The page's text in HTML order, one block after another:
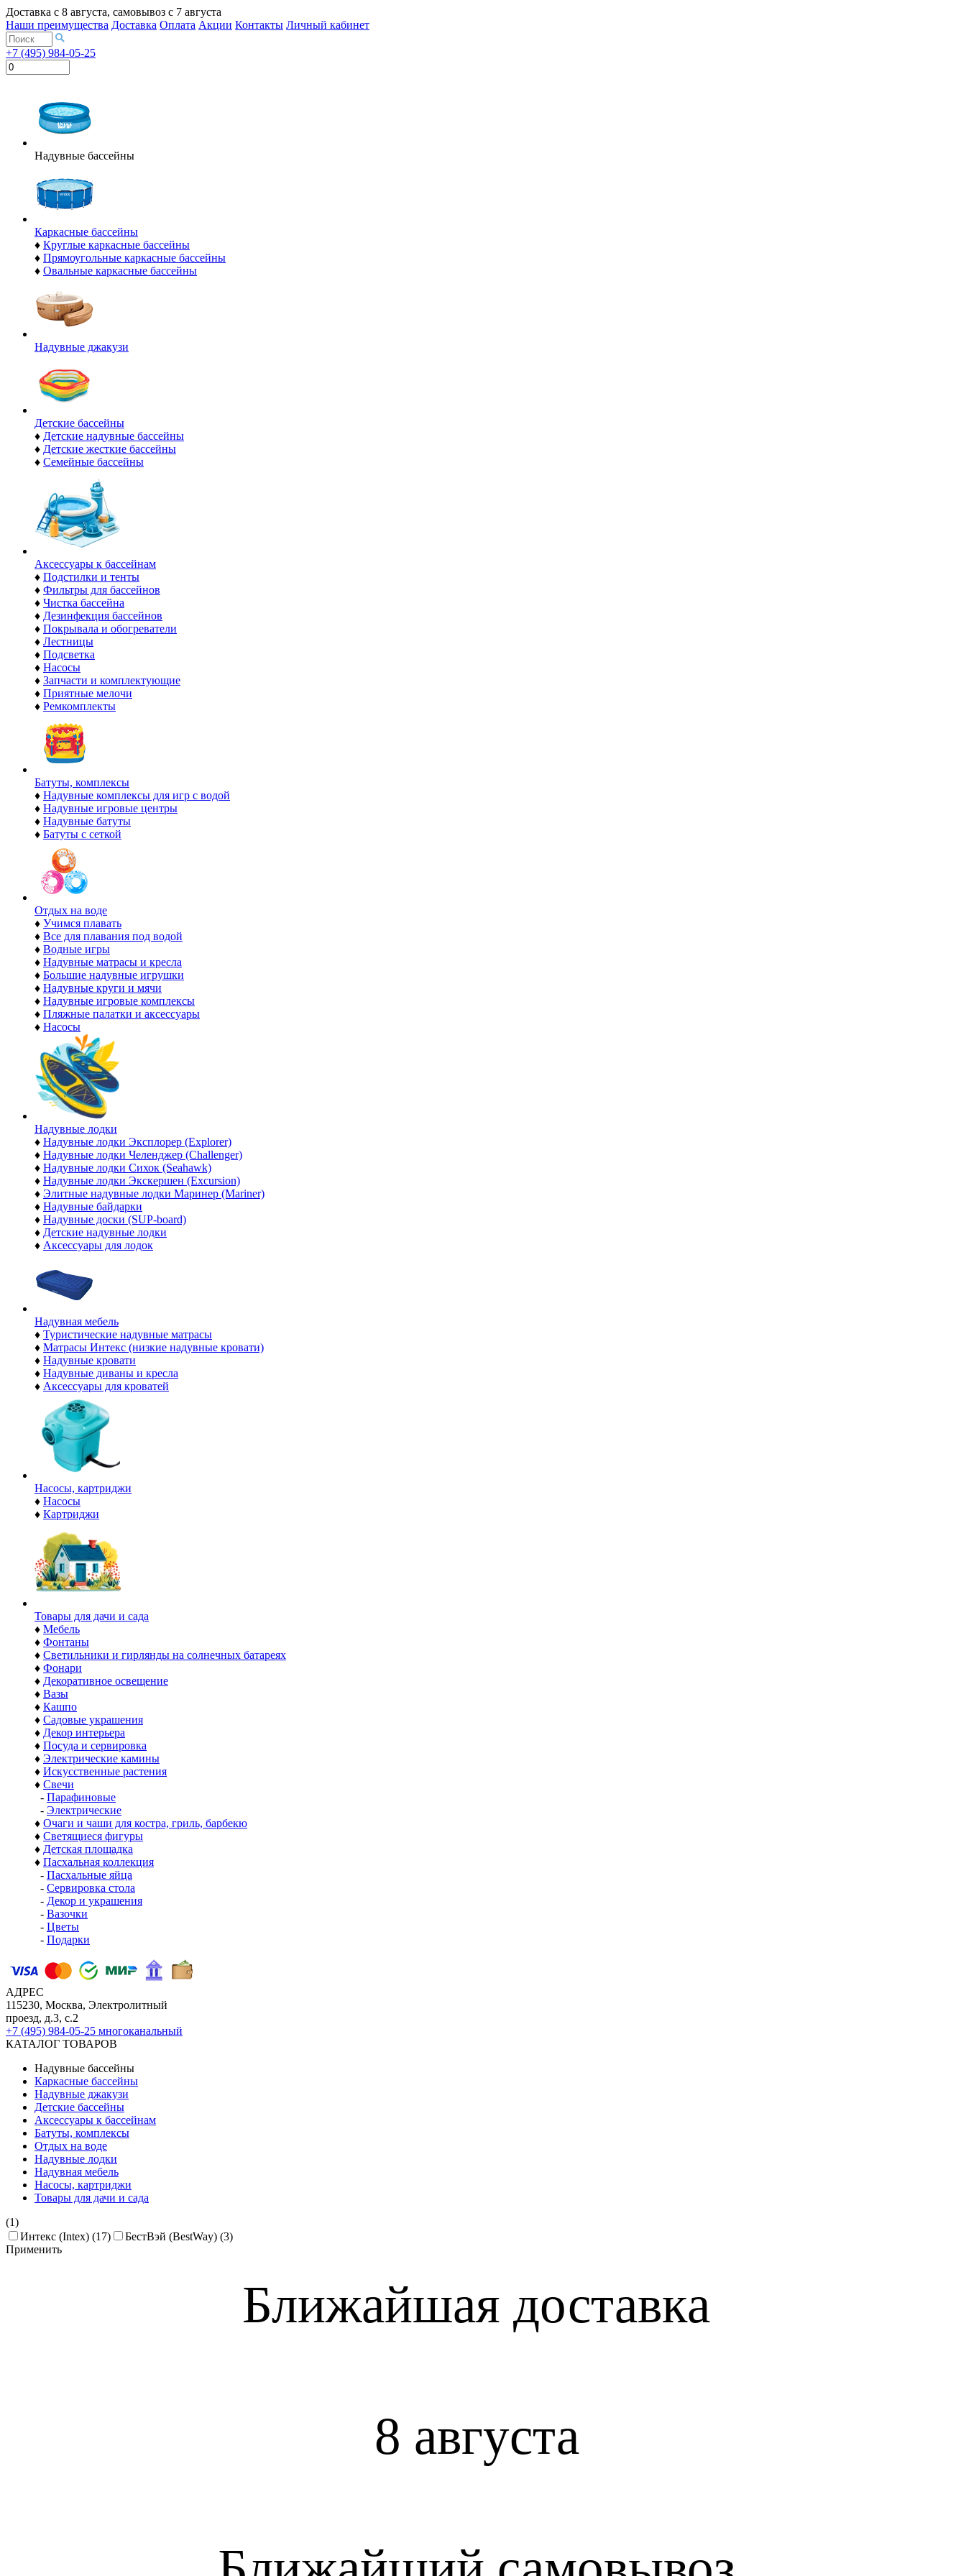
Доставка с 8 августа, самовывоз с 7 августа
Наши преимущества Доставка Оплата Акции Контакты Личный кабинет
+7 (495) 984-05-25
Надувные бассейны
Каркасные бассейны
♦ Круглые каркасные бассейны
♦ Прямоугольные каркасные бассейны
♦ Овальные каркасные бассейны
Надувные джакузи
Детские бассейны
♦ Детские надувные бассейны
♦ Детские жесткие бассейны
♦ Семейные бассейны
Аксессуары к бассейнам
♦ Подстилки и тенты
♦ Фильтры для бассейнов
♦ Чистка бассейна
♦ Дезинфекция бассейнов
♦ Покрывала и обогреватели
♦ Лестницы
♦ Подсветка
♦ Насосы
♦ Запчасти и комплектующие
♦ Приятные мелочи
♦ Ремкомплекты
Батуты, комплексы
♦ Надувные комплексы для игр с водой
♦ Надувные игровые центры
♦ Надувные батуты
♦ Батуты с сеткой
Отдых на воде
♦ Учимся плавать
♦ Все для плавания под водой
♦ Водные игры
♦ Надувные матрасы и кресла
♦ Большие надувные игрушки
♦ Надувные круги и мячи
♦ Надувные игровые комплексы
♦ Пляжные палатки и аксессуары
♦ Насосы
Надувные лодки
♦ Надувные лодки Эксплорер (Explorer)
♦ Надувные лодки Челенджер (Challenger)
♦ Надувные лодки Сихок (Seahawk)
♦ Надувные лодки Экскершен (Excursion)
♦ Элитные надувные лодки Маринер (Mariner)
♦ Надувные байдарки
♦ Надувные доски (SUP-board)
♦ Детские надувные лодки
♦ Аксессуары для лодок
Надувная мебель
♦ Туристические надувные матрасы
♦ Матрасы Интекс (низкие надувные кровати)
♦ Надувные кровати
♦ Надувные диваны и кресла
♦ Аксессуары для кроватей
Насосы, картриджи
♦ Насосы
♦ Картриджи
Товары для дачи и сада
♦ Мебель
♦ Фонтаны
♦ Светильники и гирлянды на солнечных батареях
♦ Фонари
♦ Декоративное освещение
♦ Вазы
♦ Кашпо
♦ Садовые украшения
♦ Декор интерьера
♦ Посуда и сервировка
♦ Электрические камины
♦ Искусственные растения
♦ Свечи
- Парафиновые
- Электрические
♦ Очаги и чаши для костра, гриль, барбекю
♦ Светящиеся фигуры
♦ Детская площадка
♦ Пасхальная коллекция
- Пасхальные яйца
- Сервировка стола
- Декор и украшения
- Вазочки
- Цветы
- Подарки
АДРЕС
115230, Москва, Электролитный
проезд, д.3, с.2
+7 (495) 984-05-25 многоканальный
КАТАЛОГ ТОВАРОВ
Надувные бассейны
Каркасные бассейны
Надувные джакузи
Детские бассейны
Аксессуары к бассейнам
Батуты, комплексы
Отдых на воде
Надувные лодки
Надувная мебель
Насосы, картриджи
Товары для дачи и сада
(1)
Интекс (Intex) (17)
БестВэй (BestWay) (3)
Применить
Ближайшая доставкa
8 августа